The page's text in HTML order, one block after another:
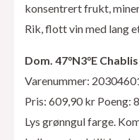
konsentrert frukt,
Rik, flott vin med lang
Dom. 47°N3°E
Varenummer:
Pris: 609,90 kr Poeng:
Lys grønngul farge.